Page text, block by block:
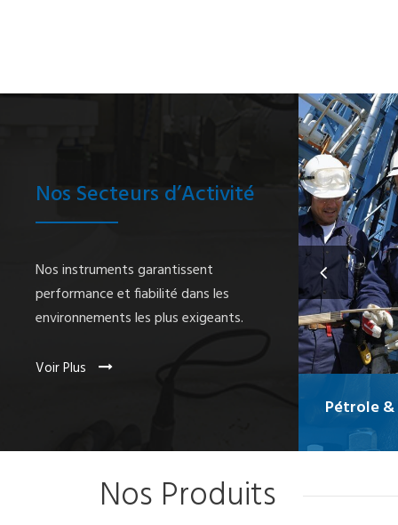
Nos Secteurs d’Activité
Nos instruments garantissent
performance et fiabilité dans les
environnements les plus exigeants.
Voir Plus
Pétrole &
Nos Produits